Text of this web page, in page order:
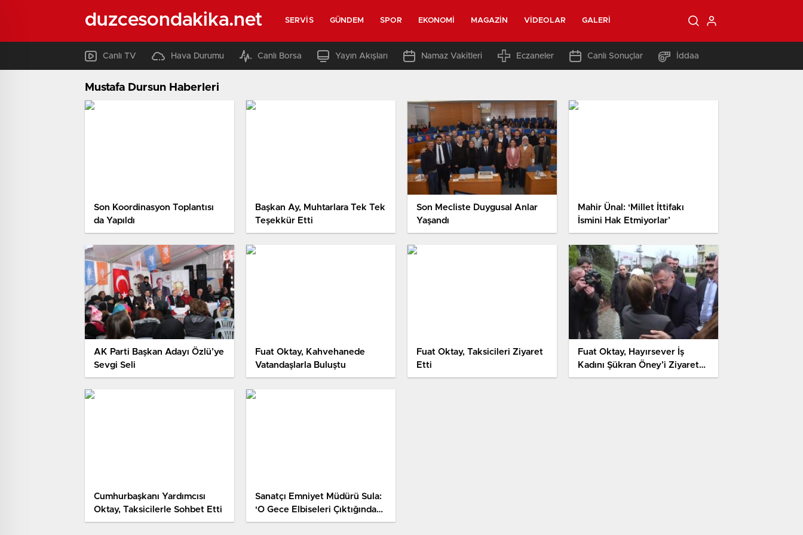
duzcesondakika.net SERVIS GÜNDEM SPOR EKONOMI MAGAZIN VIDEOLAR GALERI
Canlı TV Hava Durumu Canlı Borsa Yayın Akışları Namaz Vakitleri Eczaneler Canlı Sonuçlar İddaa
Mustafa Dursun Haberleri
Son Koordinasyon Toplantısı
da Yapıldı
Başkan Ay, Muhtarlara Tek Tek
Teşekkür Etti
Son Mecliste Duygusal Anlar
Yaşandı
Mahir Ünal: ‘Millet İttifakı
İsmini Hak Etmiyorlar’
AK Parti Başkan Adayı Özlü’ye
Sevgi Seli
Fuat Oktay, Kahvehanede
Vatandaşlarla Buluştu
Fuat Oktay, Taksicileri Ziyaret
Etti
Fuat Oktay, Hayırsever İş
Kadını Şükran Öney’i Ziyaret
Etti
Cumhurbaşkanı Yardımcısı
Oktay, Taksicilerle Sohbet Etti
Sanatçı Emniyet Müdürü Sula:
‘O Gece Elbiseleri Çıktığında
İçinde Hainler, Kahpeler